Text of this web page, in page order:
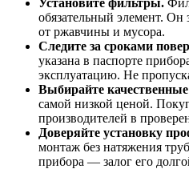
обязательный элемент. Он
от ржавчины и мусора.
Следите за сроками
указана в паспорте
эксплуатацию. Не
Выбирайте
самой низкой ценой.
производителей в
Доверяйте установку
монтаж без натяжения
прибора — залог его